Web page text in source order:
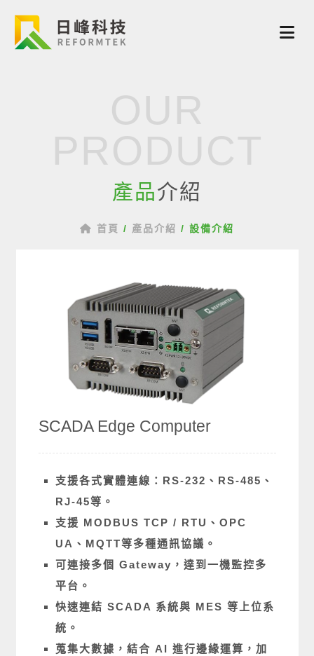
OUR
PRODUCT
產品介紹
首頁 / 產品介紹 / 設備介紹
SCADAEdge Computer
支援各式實體連線：RS-232、RS-485、
RJ-45等。
支援 MODBUS TCP / RTU、OPC
UA、MQTT等多種通訊協議。
可連接多個 Gateway，達到一機監控多
平台。
快速連結 SCADA 系統與 MES 等上位系
統。
蒐集大數據，結合 AI 進行邊緣運算，加